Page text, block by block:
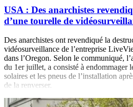
USA : Des anarchistes
d’une tourelle de
Des anarchistes ont revendiqué la
vidéosurveillance de l’entreprise
dans l’Oregon. Selon le communiqué,
du 1er juillet, a consisté à endommager
solaires et les pneus de l’installation
de la renverser.